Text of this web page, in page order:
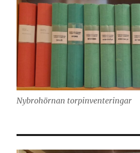
Nybrohörnan torpinventeringar